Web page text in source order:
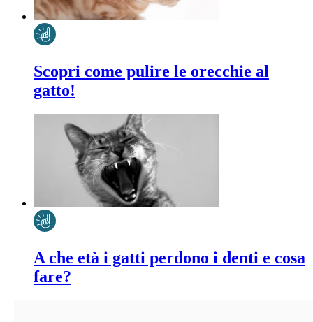
Scopri come pulire le orecchie al
gatto!
A che età i gatti perdono i denti e cosa
fare?